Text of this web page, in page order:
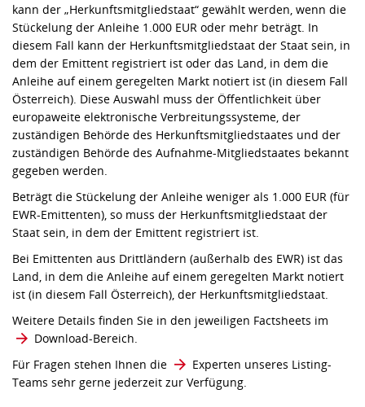
kann der „Herkunftsmitgliedstaat“ gewählt werden, wenn die
Stückelung der Anleihe 1.000 EUR oder mehr beträgt. In
diesem Fall kann der Herkunftsmitgliedstaat der Staat sein, in
dem der Emittent registriert ist oder das Land, in dem die
Anleihe auf einem geregelten Markt notiert ist (in diesem Fall
Österreich). Diese Auswahl muss der Öffentlichkeit über
europaweite elektronische Verbreitungssysteme, der
zuständigen Behörde des Herkunftsmitgliedstaates und der
zuständigen Behörde des Aufnahme-Mitgliedstaates bekannt
gegeben werden.
Beträgt die Stückelung der Anleihe weniger als 1.000 EUR (für
EWR-Emittenten), so muss der Herkunftsmitgliedstaat der
Staat sein, in dem der Emittent registriert ist.
Bei Emittenten aus Drittländern (außerhalb des EWR) ist das
Land, in dem die Anleihe auf einem geregelten Markt notiert
ist (in diesem Fall Österreich), der Herkunftsmitgliedstaat.
Weitere Details finden Sie in den jeweiligen Factsheets im
Download-Bereich.
Für Fragen stehen Ihnen die
Experten unseres Listing-
Teams sehr gerne jederzeit zur Verfügung.